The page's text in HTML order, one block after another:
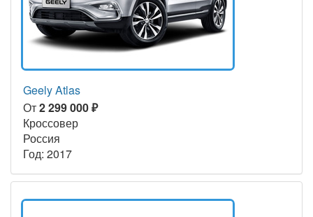
Geely Atlas
От2 299 000 ₽
Кроссовер
Россия
Год: 2017